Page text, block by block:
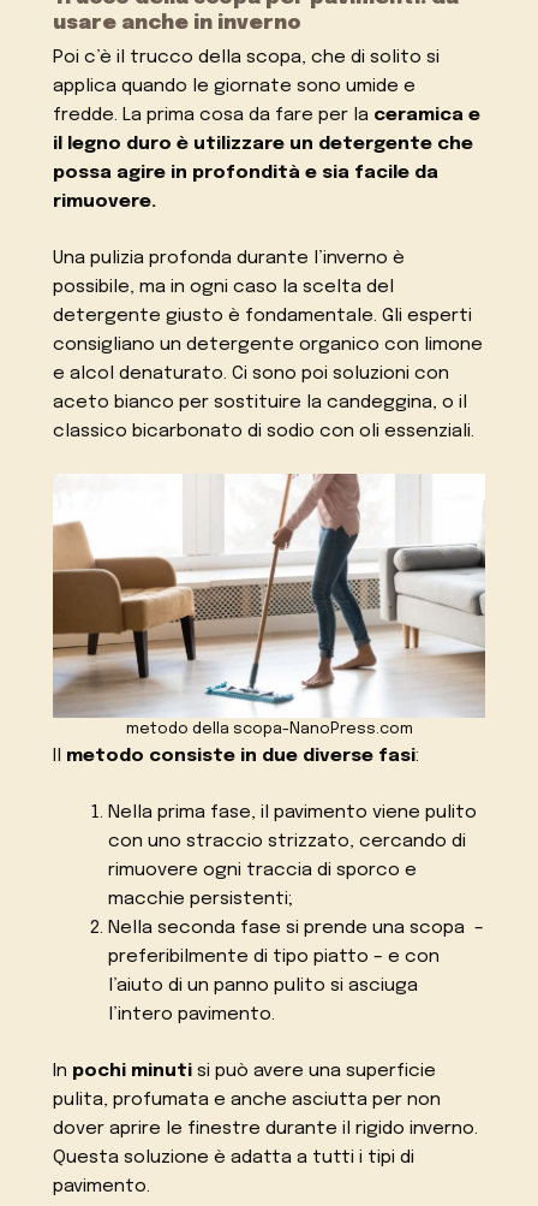
usare anche in inverno
Poi c’è il trucco della scopa, che di solito si
applica quando le giornate sono umide e
fredde. La prima cosa da fare per la ceramica e
il legno duro è utilizzare un detergente che
possa agire in profondità e sia facile da
rimuovere.
Una pulizia profonda durante l’inverno è
possibile, ma in ogni caso la scelta del
detergente giusto è fondamentale. Gli esperti
consigliano un detergente organico con limone
e alcol denaturato. Ci sono poi soluzioni con
aceto bianco per sostituire la candeggina, o il
classico bicarbonato di sodio con oli essenziali.
metodo della scopa-NanoPress.com
Il metodo consiste in due diverse fasi:
Nella prima fase, il pavimento viene pulito
con uno straccio strizzato, cercando di
rimuovere ogni traccia di sporco e
macchie persistenti;
Nella seconda fase si prende una scopa –
preferibilmente di tipo piatto – e con
l’aiuto di un panno pulito si asciuga
l’intero pavimento.
In pochi minuti si può avere una superficie
pulita, profumata e anche asciutta per non
dover aprire le finestre durante il rigido inverno.
Questa soluzione è adatta a tutti i tipi di
pavimento.